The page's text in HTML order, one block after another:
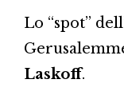
Lo “spot”
Laskoff.